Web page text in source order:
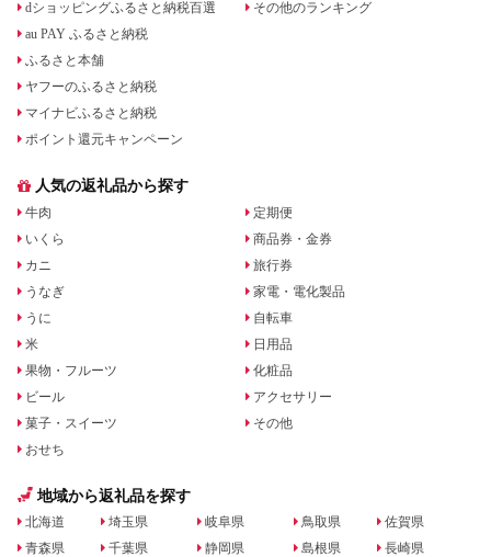
dショッピングふるさと納税百選
au PAY ふるさと納税
ふるさと本舗
ヤフーのふるさと納税
マイナビふるさと納税
ポイント還元キャンペーン
その他のランキング
人気の返礼品から探す
牛肉
いくら
カニ
うなぎ
うに
米
果物・フルーツ
ビール
菓子・スイーツ
おせち
定期便
商品券・金券
旅行券
家電・電化製品
自転車
日用品
化粧品
アクセサリー
その他
地域から返礼品を探す
北海道
青森県
埼玉県
千葉県
岐阜県
静岡県
鳥取県
島根県
佐賀県
長崎県